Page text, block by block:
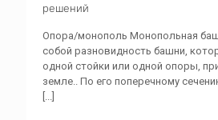
решений
Опора/монополь Монопольная
собой разновидность башни,
одной стойки или одной опоры,
земле.. По его поперечному